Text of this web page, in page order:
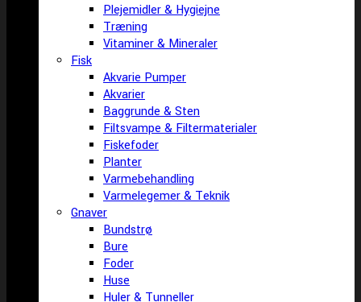
Plejemidler & Hygiejne
Træning
Vitaminer & Mineraler
Fisk
Akvarie Pumper
Akvarier
Baggrunde & Sten
Filtsvampe & Filtermaterialer
Fiskefoder
Planter
Varmebehandling
Varmelegemer & Teknik
Gnaver
Bundstrø
Bure
Foder
Huse
Huler & Tunneller